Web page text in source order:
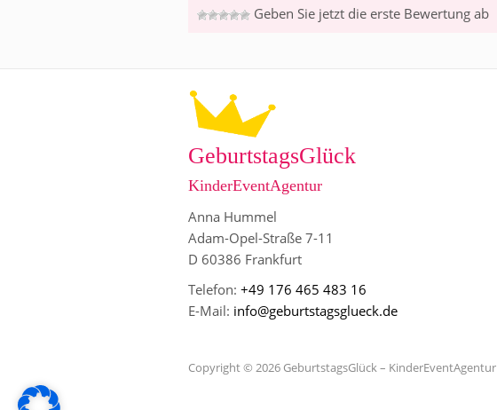
Geben Sie jetzt die erste Bewertung ab
GeburtstagsGlück
KinderEventAgentur
Anna Hummel
Adam-Opel-Straße 7-11
D 60386 Frankfurt
Telefon: +49 176 465 483 16
E-Mail: info@geburtstagsglueck.de
Copyright © 2026 GeburtstagsGlück – KinderEventAgentur